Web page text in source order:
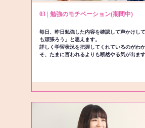
03 | 勉強のモチベーション(期間中)
毎日、昨日勉強した内容を確認して声かけし
も頑張ろう」と思えます。
詳しく学習状況を把握してくれているのがわ
そ、たまに言われるよりも断然やる気が出ます